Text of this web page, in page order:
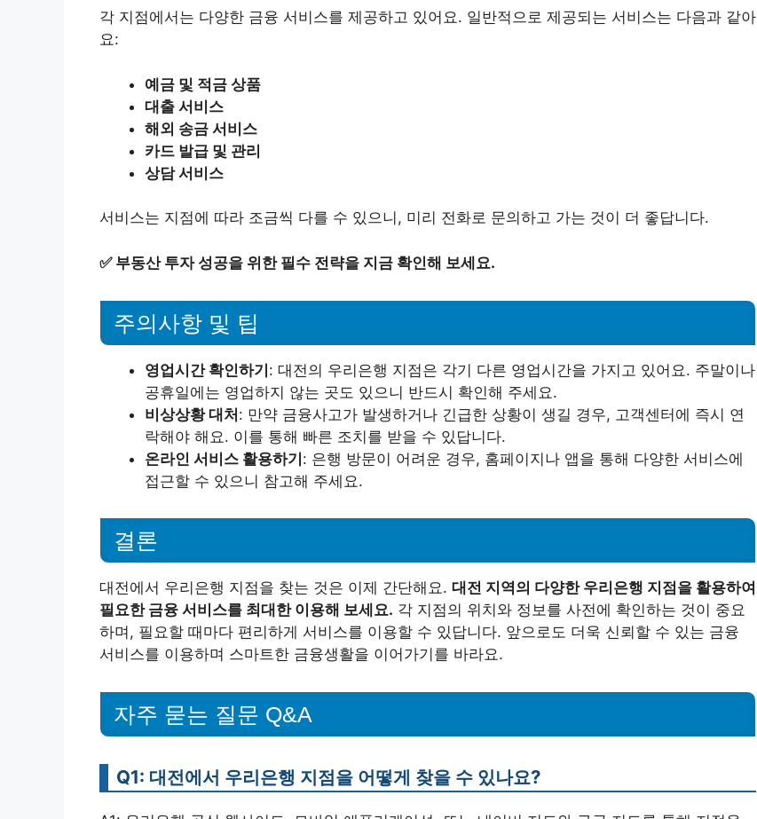
각 지점에서는 다양한 금융 서비스를 제공하고 있어요. 일반적으로 제공되는 서비스는 다음과 같아
요:
예금 및 적금 상품
대출 서비스
해외 송금 서비스
카드 발급 및 관리
상담 서비스
서비스는 지점에 따라 조금씩 다를 수 있으니, 미리 전화로 문의하고 가는 것이 더 좋답니다.
✅ 부동산 투자 성공을 위한 필수 전략을 지금 확인해 보세요.
주의사항 및 팁
영업시간 확인하기: 대전의 우리은행 지점은 각기 다른 영업시간을 가지고 있어요. 주말이나
공휴일에는 영업하지 않는 곳도 있으니 반드시 확인해 주세요.
비상상황 대처: 만약 금융사고가 발생하거나 긴급한 상황이 생길 경우, 고객센터에 즉시 연
락해야 해요. 이를 통해 빠른 조치를 받을 수 있답니다.
온라인 서비스 활용하기: 은행 방문이 어려운 경우, 홈페이지나 앱을 통해 다양한 서비스에
접근할 수 있으니 참고해 주세요.
결론
대전에서 우리은행 지점을 찾는 것은 이제 간단해요. 대전 지역의 다양한 우리은행 지점을 활용하여
필요한 금융 서비스를 최대한 이용해 보세요. 각 지점의 위치와 정보를 사전에 확인하는 것이 중요
하며, 필요할 때마다 편리하게 서비스를 이용할 수 있답니다. 앞으로도 더욱 신뢰할 수 있는 금융
서비스를 이용하며 스마트한 금융생활을 이어가기를 바라요.
자주 묻는 질문 Q&A
Q1: 대전에서 우리은행 지점을 어떻게 찾을 수 있나요?